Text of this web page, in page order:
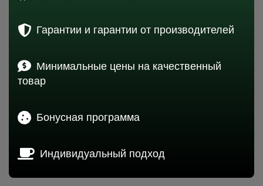
Гарантии и гарантии от производителей
Минимальные цены на качественный
товар
Бонусная программа
Индивидуальный подход